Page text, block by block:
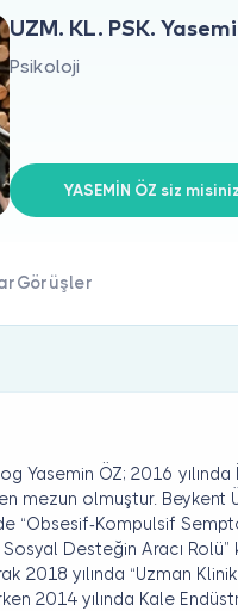
UZM. KL. PSK.
Psikoloji
YASEMİN ÖZ siz
Görüşler
Yasemin ÖZ; 2016
mezun olmuştur. Beykent
“Obsesif-Kompulsif
Sosyal Desteğin Aracı
2018 yılında “Uzman
2014 yılında Kale